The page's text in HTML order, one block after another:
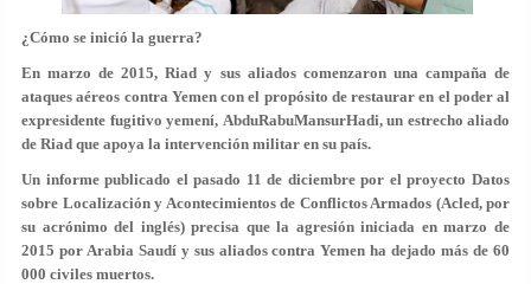
¿Cómo se inició la guerra?
En marzo de 2015, Riad y sus aliados comenzaron una campaña de
ataques aéreos contra Yemen con el propósito de restaurar en el poder al
expresidente fugitivo yemení, AbduRabuMansurHadi, un estrecho aliado
de Riad que apoya la intervención militar en su país.
Un informe publicado el pasado 11 de diciembre por el proyecto Datos
sobre Localización y Acontecimientos de Conflictos Armados (Acled, por
su acrónimo del inglés) precisa que la agresión iniciada en marzo de
2015 por Arabia Saudí y sus aliados contra Yemen ha dejado más de 60
000 civiles muertos.